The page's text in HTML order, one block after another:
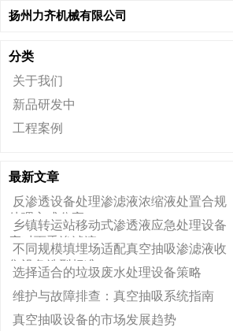
扬州力齐机械有限公司
分类
关于我们
新品研发中
工程案例
最新文章
反渗透设备处理渗滤液浓缩液处置合规
处理方式分享
乡镇转运站移动式渗透液应急处理设备
应对雨季渗滤液
不同规模填埋场适配真空抽吸渗滤液收
集设备选型标准
选择适合的垃圾废水处理设备策略
维护与故障排查：真空抽吸系统指南
真空抽吸设备的市场发展趋势